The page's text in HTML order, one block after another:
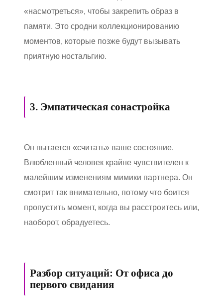
«насмотреться», чтобы закрепить образ в
памяти. Это сродни коллекционированию
моментов, которые позже будут вызывать
приятную ностальгию.
3. Эмпатическая сонастройка
Он пытается «считать» ваше состояние.
Влюбленный человек крайне чувствителен к
малейшим изменениям мимики партнера. Он
смотрит так внимательно, потому что боится
пропустить момент, когда вы расстроитесь или,
наоборот, обрадуетесь.
Разбор ситуаций: От офиса до
первого свидания